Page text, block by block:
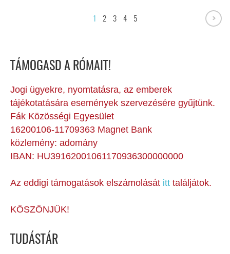
2 3 4 5
TÁMOGASD A RÓMAIT!
Jogi ügyekre, nyomtatásra, az emberek
tájékotatására események szervezésére gyűjtünk.
Fák Közösségi Egyesület
16200106-11709363 Magnet Bank
közlemény: adomány
IBAN: HU39162001061170936300000000
Az eddigi támogatások elszámolását itt találjátok.
KÖSZÖNJÜK!
TUDÁSTÁR